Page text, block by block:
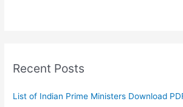
Recent Posts
List of Indian Prime Ministers Download